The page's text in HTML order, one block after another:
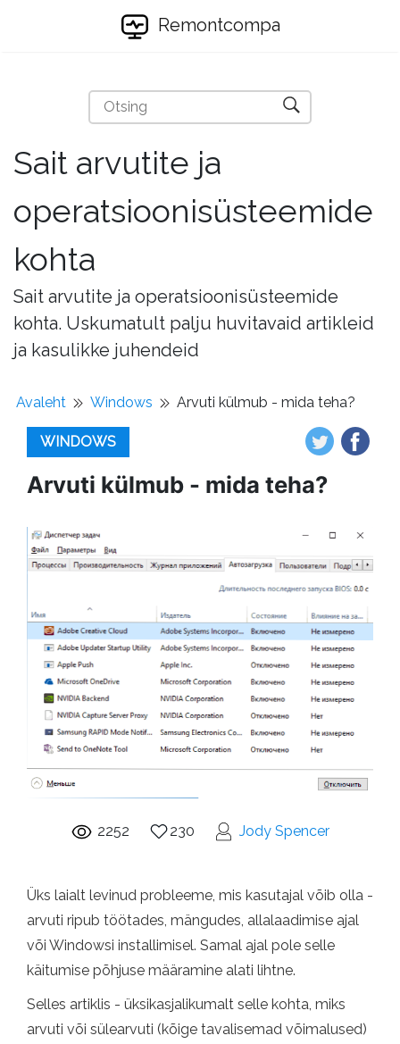
Remontcompa
Sait arvutite ja
operatsioonisüsteemide
kohta
Sait arvutite ja operatsioonisüsteemide
kohta. Uskumatult palju huvitavaid artikleid
ja kasulikke juhendeid
Avaleht Windows Arvuti külmub - mida teha?
WINDOWS
Arvuti külmub - mida teha?
2252 230 Jody Spencer
Üks laialt levinud probleeme, mis kasutajal võib olla -
arvuti ripub töötades, mängudes, allalaadimise ajal
või Windowsi installimisel. Samal ajal pole selle
käitumise põhjuse määramine alati lihtne.
Selles artiklis - üksikasjalikumalt selle kohta, miks
arvuti või sülearvuti (kõige tavalisemad võimalused)